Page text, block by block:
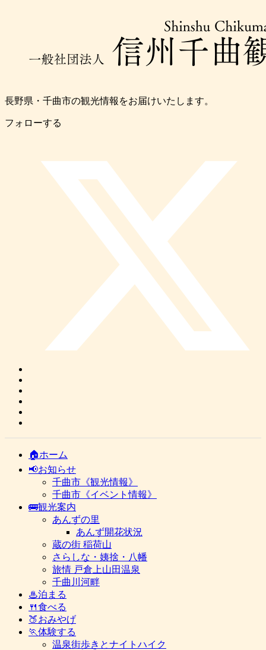
長野県・千曲市の観光情報をお届けいたします。
フォローする
🏠ホーム
📢お知らせ
千曲市《観光情報》
千曲市《イベント情報》
🚌観光案内
あんずの里
あんず開花状況
蔵の街 稲荷山
さらしな・姨捨・八幡
旅情 戸倉上山田温泉
千曲川河畔
♨泊まる
🍴食べる
🍑おみやげ
🏃体験する
温泉街歩きとナイトハイク